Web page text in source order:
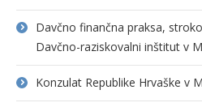
Davčno finančna praksa,
Davčno-raziskovalni inštitut v
Konzulat Republike Hrvaške v